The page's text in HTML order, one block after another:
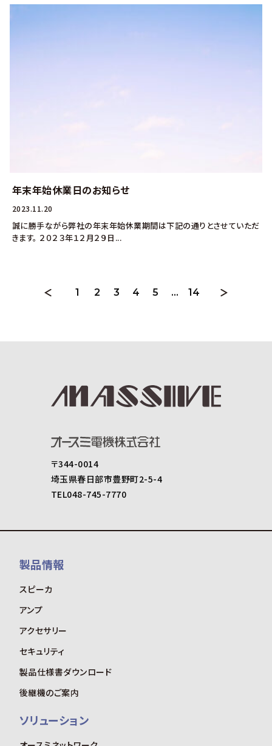
年末年始休業日のお知らせ
2023.11.20
誠に勝手ながら弊社の年末年始休業期間は下記の通りとさせていただ
きます。 ２０２３年１２月２９日...
1 2 3 4 5 … 14
〒344-0014
埼玉県春日部市豊野町2-5-4
TEL048-745-7770
製品情報
スピーカ
アンプ
アクセサリー
セキュリティ
製品仕様書ダウンロード
後継機のご案内
ソリューション